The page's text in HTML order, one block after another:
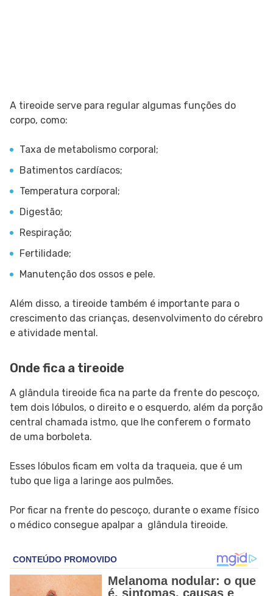
A tireoide serve para regular algumas funções do
corpo, como:
Taxa de metabolismo corporal;
Batimentos cardíacos;
Temperatura corporal;
Digestão;
Respiração;
Fertilidade;
Manutenção dos ossos e pele.
Além disso, a tireoide também é importante para o
crescimento das crianças, desenvolvimento do cérebro
e atividade mental.
Onde fica a tireoide
A glândula tireoide fica na parte da frente do pescoço,
tem dois lóbulos, o direito e o esquerdo, além da porção
central chamada istmo, que lhe conferem o formato
de uma borboleta.
Esses lóbulos ficam em volta da traqueia, que é um
tubo que liga a laringe aos pulmões.
Por ficar na frente do pescoço, durante o exame físico
o médico consegue apalpar a glândula tireoide.